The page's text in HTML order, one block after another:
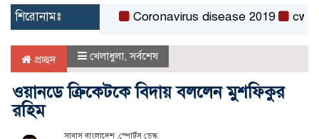
শিরোনামঃ Coronavirus disease 2019 cw-
প্রচ্ছদ খেলাধুলা,সর্বশেষ
ওয়ানডে ক্রিকেটকে বিদায় বললেন মুশফিকুর
রহিম
সাবাস বাংলাদেশ ,স্পোর্টস ডেস্ক.